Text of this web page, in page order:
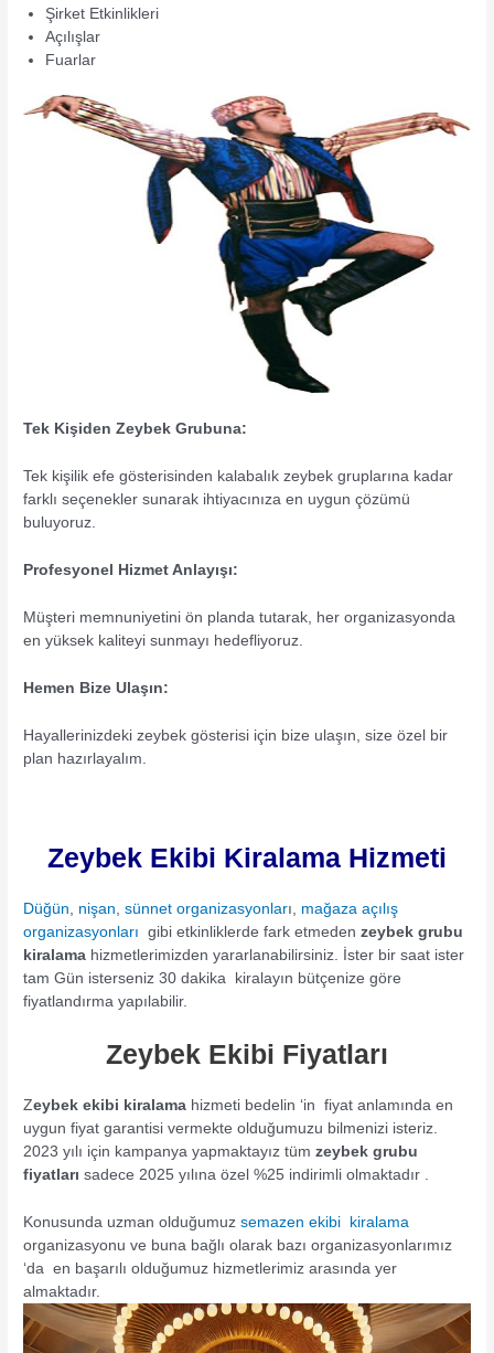
Şirket Etkinlikleri
Açılışlar
Fuarlar
Tek Kişiden Zeybek Grubuna:
Tek kişilik efe gösterisinden kalabalık zeybek gruplarına kadar
farklı seçenekler sunarak ihtiyacınıza en uygun çözümü
buluyoruz.
Profesyonel Hizmet Anlayışı:
Müşteri memnuniyetini ön planda tutarak, her organizasyonda
en yüksek kaliteyi sunmayı hedefliyoruz.
Hemen Bize Ulaşın:
Hayallerinizdeki zeybek gösterisi için bize ulaşın, size özel bir
plan hazırlayalım.
Zeybek Ekibi Kiralama Hizmeti
Düğün, nişan,sünnet organizasyonları, mağaza açılış
organizasyonları gibi etkinliklerde fark etmedenzeybek grubu
kiralama hizmetlerimizden yararlanabilirsiniz. İster bir saat ister
tam Gün isterseniz 30 dakika kiralayın bütçenize göre
fiyatlandırma yapılabilir.
Zeybek Ekibi Fiyatları
Zeybek ekibi kiralama hizmeti bedelin ‘in fiyat anlamında en
uygun fiyat garantisi vermekte olduğumuzu bilmenizi isteriz.
2023 yılı için kampanya yapmaktayız tüm zeybek grubu
fiyatları sadece 2025 yılına özel %25 indirimli olmaktadır .
Konusunda uzman olduğumuzsemazen ekibi kiralama
organizasyonu ve buna bağlı olarak bazı organizasyonlarımız
‘da en başarılı olduğumuz hizmetlerimiz arasında yer
almaktadır.